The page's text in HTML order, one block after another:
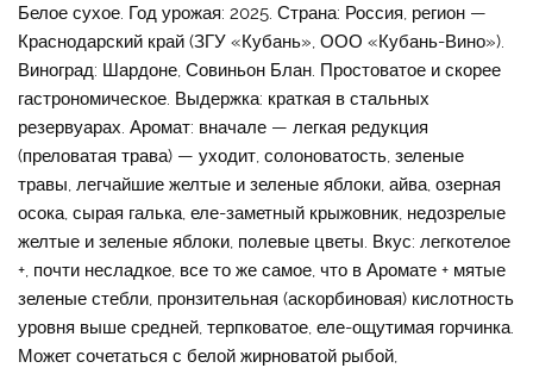
Белое сухое. Год урожая: 2025. Страна: Россия, регион —
Краснодарский край (ЗГУ «Кубань», ООО «Кубань-Вино»).
Виноград: Шардоне, Совиньон Блан. Простоватое и скорее
гастрономическое. Выдержка: краткая в стальных
резервуарах. Аромат: вначале — легкая редукция
(преловатая трава) — уходит, солоноватость, зеленые
травы, легчайшие желтые и зеленые яблоки, айва, озерная
осока, сырая галька, еле-заметный крыжовник, недозрелые
желтые и зеленые яблоки, полевые цветы. Вкус: легкотелое
+, почти несладкое, все то же самое, что в Аромате + мятые
зеленые стебли, пронзительная (аскорбиновая) кислотность
уровня выше средней, терпковатое, еле-ощутимая горчинка.
Может сочетаться с белой жирноватой рыбой,